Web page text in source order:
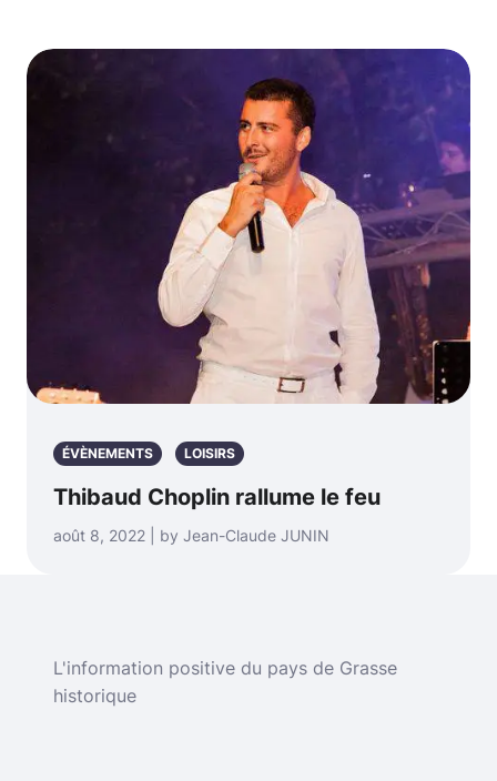
ÉVÈNEMENTS LOISIRS
Thibaud Choplin rallume le feu
août 8, 2022 | by Jean-Claude JUNIN
L'information positive du pays de Grasse
historique